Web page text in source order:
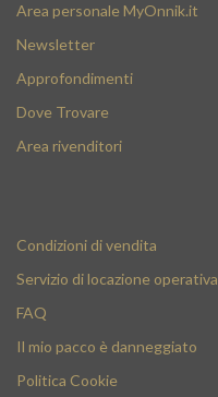
Area personale MyOnnik.it
Newsletter
Approfondimenti
Dove Trovare
Area rivenditori
Condizioni di vendita
Servizio di locazione operativa
FAQ
Il mio pacco è danneggiato
Politica Cookie